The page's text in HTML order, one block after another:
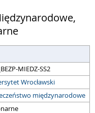
MIEDZ-SS2
Wrocławski
międzynarodowe